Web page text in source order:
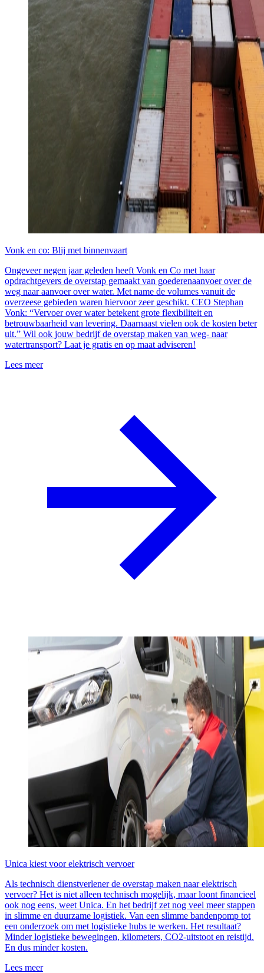
Vonk en co: Blij met binnenvaart
Ongeveer negen jaar geleden heeft Vonk en Co met haar
opdrachtgevers de overstap gemaakt van goederenaanvoer over de
weg naar aanvoer over water. Met name de volumes vanuit de
overzeese gebieden waren hiervoor zeer geschikt. CEO Stephan
Vonk: “Vervoer over water betekent grote flexibiliteit en
betrouwbaarheid van levering. Daarnaast vielen ook de kosten beter
uit.” Wil ook jouw bedrijf de overstap maken van weg- naar
watertransport? Laat je gratis en op maat adviseren!
Lees meer
Unica kiest voor elektrisch vervoer
Als technisch dienstverlener de overstap maken naar elektrisch
vervoer? Het is niet alleen technisch mogelijk, maar loont financieel
ook nog eens, weet Unica. En het bedrijf zet nog veel meer stappen
in slimme en duurzame logistiek. Van een slimme bandenpomp tot
een onderzoek om met logistieke hubs te werken. Het resultaat?
Minder logistieke bewegingen, kilometers, CO2-uitstoot en reistijd.
En dus minder kosten.
Lees meer